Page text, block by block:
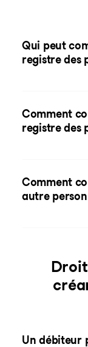
Qui peut
registre des
Comment
registre des
Comment
autre
Un débiteur